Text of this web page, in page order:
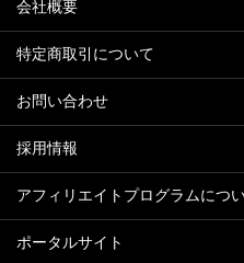
会社概要
特定商取引について
お問い合わせ
採用情報
アフィリエイトプログラムにつ
ポータルサイト